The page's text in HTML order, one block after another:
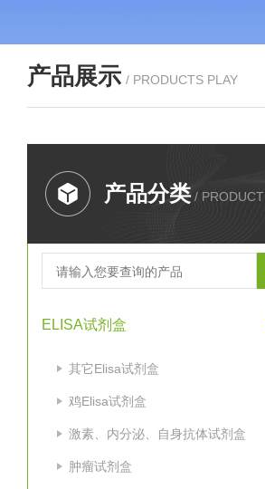
产品展示 / PRODUCTS PLAY
产品分类 / PRODUCT
ELISA试剂盒
其它Elisa试剂盒
鸡Elisa试剂盒
激素、内分泌、自身抗体试剂盒
肿瘤试剂盒